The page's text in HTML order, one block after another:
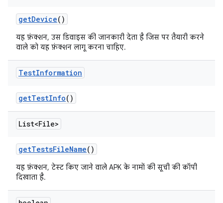
getDevice()
यह फ़ंक्शन, उस डिवाइस की जानकारी देता है जिस पर तैयारी करने
वाले को यह फ़ंक्शन लागू करना चाहिए.
TestInformation
getTestInfo()
List<File>
getTestsFileName()
यह फ़ंक्शन, टेस्ट किए जाने वाले APK के नामों की सूची की कॉपी
दिखाता है.